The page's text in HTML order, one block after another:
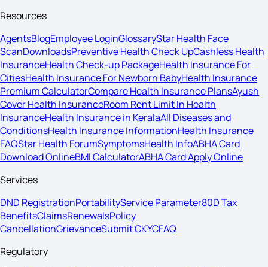
Resources
AgentsBlogEmployee LoginGlossaryStar Health Face
ScanDownloadsPreventive Health Check UpCashless Health
InsuranceHealth Check-up PackageHealth Insurance For
CitiesHealth Insurance For Newborn BabyHealth Insurance
Premium CalculatorCompare Health Insurance PlansAyush
Cover Health InsuranceRoom Rent Limit In Health
InsuranceHealth Insurance in KeralaAll Diseases and
ConditionsHealth Insurance InformationHealth Insurance
FAQStar Health ForumSymptomsHealth InfoABHA Card
Download OnlineBMI CalculatorABHA Card Apply Online
Services
DND RegistrationPortabilityService Parameter80D Tax
BenefitsClaimsRenewalsPolicy
CancellationGrievanceSubmit CKYCFAQ
Regulatory